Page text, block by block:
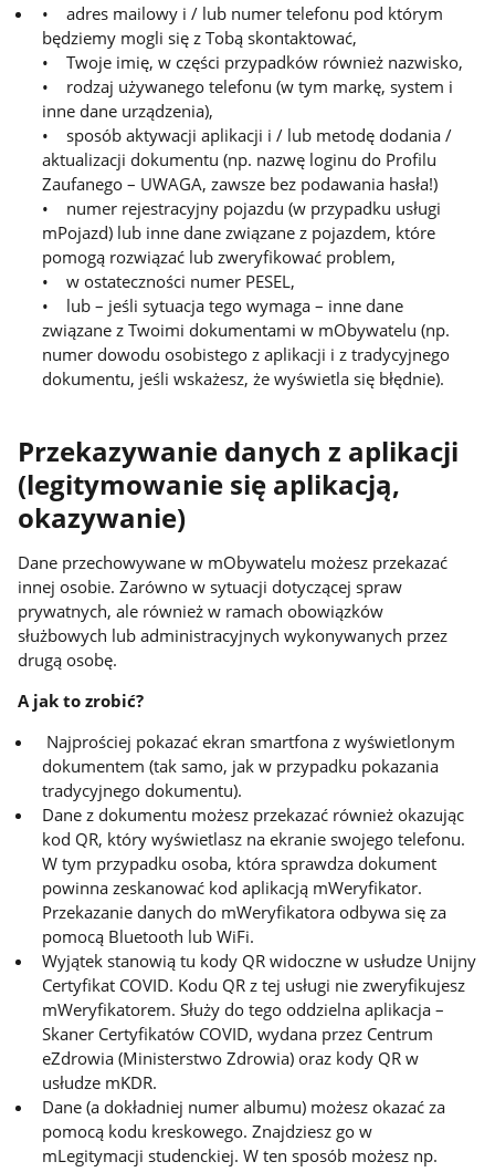
• adres mailowy i / lub numer telefonu pod którym
będziemy mogli się z Tobą skontaktować,
• Twoje imię, w części przypadków również nazwisko,
• rodzaj używanego telefonu (w tym markę, system i
inne dane urządzenia),
• sposób aktywacji aplikacji i / lub metodę dodania /
aktualizacji dokumentu (np. nazwę loginu do Profilu
Zaufanego – UWAGA, zawsze bez podawania hasła!)
• numer rejestracyjny pojazdu (w przypadku usługi
mPojazd) lub inne dane związane z pojazdem, które
pomogą rozwiązać lub zweryfikować problem,
• w ostateczności numer PESEL,
• lub – jeśli sytuacja tego wymaga – inne dane
związane z Twoimi dokumentami w mObywatelu (np.
numer dowodu osobistego z aplikacji i z tradycyjnego
dokumentu, jeśli wskażesz, że wyświetla się błędnie).
Przekazywanie danych z aplikacji
(legitymowanie się aplikacją,
okazywanie)
Dane przechowywane w mObywatelu możesz przekazać
innej osobie. Zarówno w sytuacji dotyczącej spraw
prywatnych, ale również w ramach obowiązków
służbowych lub administracyjnych wykonywanych przez
drugą osobę.
A jak to zrobić?
Najprościej pokazać ekran smartfona z wyświetlonym
dokumentem (tak samo, jak w przypadku pokazania
tradycyjnego dokumentu).
Dane z dokumentu możesz przekazać również okazując
kod QR, który wyświetlasz na ekranie swojego telefonu.
W tym przypadku osoba, która sprawdza dokument
powinna zeskanować kod aplikacją mWeryfikator.
Przekazanie danych do mWeryfikatora odbywa się za
pomocą Bluetooth lub WiFi.
Wyjątek stanowią tu kody QR widoczne w usłudze Unijny
Certyfikat COVID. Kodu QR z tej usługi nie zweryfikujesz
mWeryfikatorem. Służy do tego oddzielna aplikacja –
Skaner Certyfikatów COVID, wydana przez Centrum
eZdrowia (Ministerstwo Zdrowia) oraz kody QR w
usłudze mKDR.
Dane (a dokładniej numer albumu) możesz okazać za
pomocą kodu kreskowego. Znajdziesz go w
mLegitymacji studenckiej. W ten sposób możesz np.